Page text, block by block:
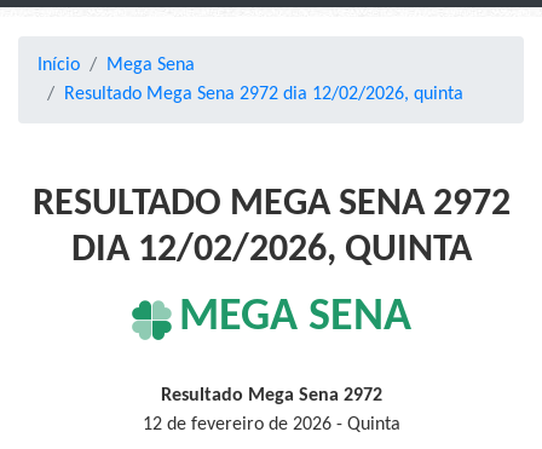
Início
Mega Sena
Resultado Mega Sena 2972 dia 12/02/2026, quinta
RESULTADO MEGA SENA 2972
DIA 12/02/2026, QUINTA
MEGA SENA
Resultado Mega Sena 2972
12 de fevereiro de 2026 - Quinta